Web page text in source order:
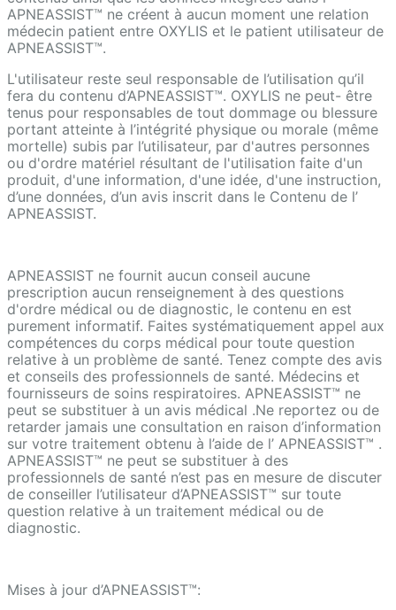
APNEASSIST™ ne créent à aucun moment une relation
médecin patient entre OXYLIS et le patient utilisateur de
APNEASSIST™.
L'utilisateur reste seul responsable de l’utilisation qu’il
fera du contenu d’APNEASSIST™. OXYLIS ne peut- être
tenus pour responsables de tout dommage ou blessure
portant atteinte à l’intégrité physique ou morale (même
mortelle) subis par l’utilisateur, par d'autres personnes
ou d'ordre matériel résultant de l'utilisation faite d'un
produit, d'une information, d'une idée, d'une instruction,
d’une données, d’un avis inscrit dans le Contenu de l’
APNEASSIST.
APNEASSIST ne fournit aucun conseil aucune
prescription aucun renseignement à des questions
d'ordre médical ou de diagnostic, le contenu en est
purement informatif. Faites systématiquement appel aux
compétences du corps médical pour toute question
relative à un problème de santé. Tenez compte des avis
et conseils des professionnels de santé. Médecins et
fournisseurs de soins respiratoires. APNEASSIST™ ne
peut se substituer à un avis médical .Ne reportez ou de
retarder jamais une consultation en raison d’information
sur votre traitement obtenu à l’aide de l’ APNEASSIST™ .
APNEASSIST™ ne peut se substituer à des
professionnels de santé n’est pas en mesure de discuter
de conseiller l’utilisateur d’APNEASSIST™ sur toute
question relative à un traitement médical ou de
diagnostic.
Mises à jour d’APNEASSIST™: